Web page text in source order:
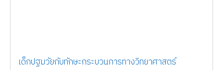
เด็กปฐมวัยกับทักษะกระบวนการทางวิทยาศาสตร์